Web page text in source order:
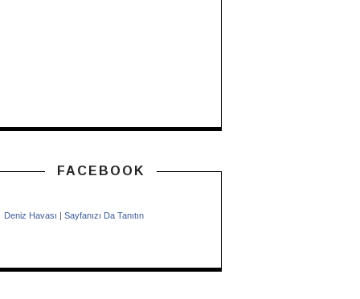
FACEBOOK
Deniz Havası | Sayfanızı Da Tanıtın